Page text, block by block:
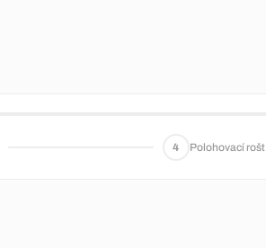
4 Polohovací rošt